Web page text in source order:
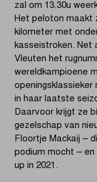
zal om 13.30u
Het peloton maakt
kilometer met
kasseistroken. Net
Vleuten het
wereldkampioene
in haar laatste
Daarvoor krijgt ze
gezelschap van
Floortje Mackaij –
podium mocht – en
up in 2021.